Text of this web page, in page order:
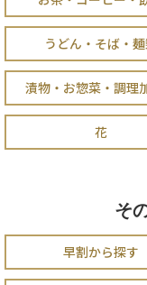
うどん・そば・
漬物・お惣菜・調理
花
そ
早割から探す